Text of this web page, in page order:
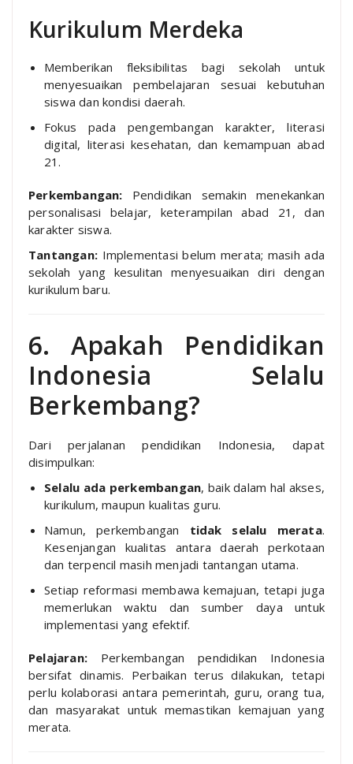
Kurikulum Merdeka
Memberikan fleksibilitas bagi sekolah untuk
menyesuaikan pembelajaran sesuai kebutuhan
siswa dan kondisi daerah.
Fokus pada pengembangan karakter, literasi
digital, literasi kesehatan, dan kemampuan abad
21.
Perkembangan: Pendidikan semakin menekankan
personalisasi belajar, keterampilan abad 21, dan
karakter siswa.
Tantangan: Implementasi belum merata; masih ada
sekolah yang kesulitan menyesuaikan diri dengan
kurikulum baru.
6. Apakah Pendidikan
Indonesia Selalu
Berkembang?
Dari perjalanan pendidikan Indonesia, dapat
disimpulkan:
Selalu ada perkembangan, baik dalam hal akses,
kurikulum, maupun kualitas guru.
Namun, perkembangan tidak selalu merata.
Kesenjangan kualitas antara daerah perkotaan
dan terpencil masih menjadi tantangan utama.
Setiap reformasi membawa kemajuan, tetapi juga
memerlukan waktu dan sumber daya untuk
implementasi yang efektif.
Pelajaran: Perkembangan pendidikan Indonesia
bersifat dinamis. Perbaikan terus dilakukan, tetapi
perlu kolaborasi antara pemerintah, guru, orang tua,
dan masyarakat untuk memastikan kemajuan yang
merata.